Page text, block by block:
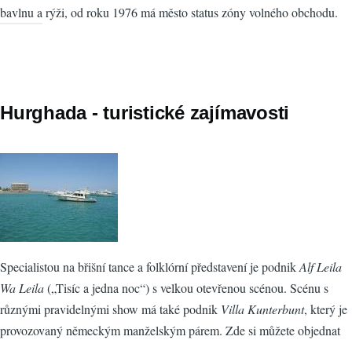
bavlnu a rýži, od roku 1976 má město status zóny volného obchodu.
Hurghada - turistické zajímavosti
Specialistou na břišní tance a folklórní představení je podnikAlf Leila
Wa Leila(„Tisíc a jedna noc“) s velkou otevřenou scénou. Scénu s
různými pravidelnými show má také podnik Villa Kunterbunt, který je
provozovaný německým manželským párem. Zde si můžete objednat